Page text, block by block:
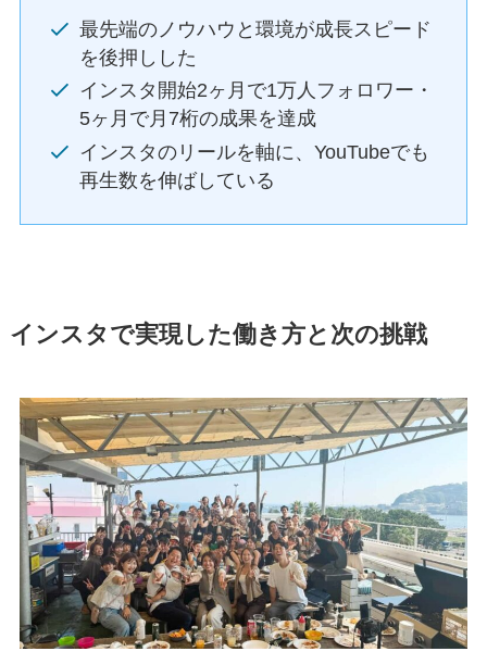
最先端のノウハウと環境が成長スピード
を後押しした
インスタ開始2ヶ月で1万人フォロワー・
5ヶ月で月7桁の成果を達成
インスタのリールを軸に、YouTubeでも
再生数を伸ばしている
インスタで実現した働き方と次の挑戦